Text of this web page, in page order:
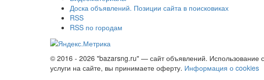
Доска объявлений. Позиции сайта в поисковиках
RSS
RSS по городам
© 2016 - 2026 "bazarsng.ru" — сайт объявлений. Использование
услуги на сайте, вы принимаете оферту. Информация о cookies